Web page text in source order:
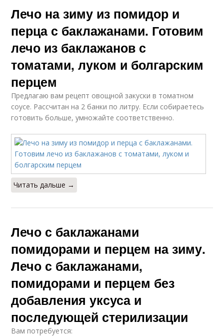
Лечо на зиму из помидор и
перца с баклажанами. Готовим
лечо из баклажанов с
томатами, луком и болгарским
перцем
Предлагаю вам рецепт овощной закуски в томатном
соусе. Рассчитан на 2 банки по литру. Если собираетесь
готовить больше, умножайте соответственно.
Читать дальше →
Лечо с баклажанами
помидорами и перцем на зиму.
Лечо с баклажанами,
помидорами и перцем без
добавления уксуса и
последующей стерилизации
Вам потребуется: